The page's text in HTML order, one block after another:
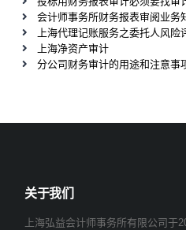
会计师事务所财务报表审阅业务
上海代理记账服务之委托人风险
上海净资产审计
分公司财务审计的用途和注意事
关于我们
上海弘益会计师事务所有限公司于